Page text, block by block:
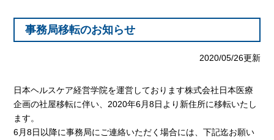
事務局移転のお知らせ
2020/05/26更新
日本ヘルスケア経営学院を運営しております株式会社日本医療
企画の社屋移転に伴い、2020年6月8日より新住所に移転いたし
ます。
6月8日以降に事務局にご連絡いただく場合には、下記迄お願い